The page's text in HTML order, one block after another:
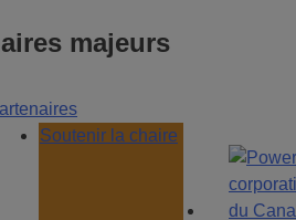
majeurs
Soutenir la chaire